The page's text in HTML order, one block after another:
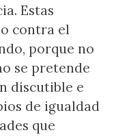
Estas
contra el
porque no
se pretende
discutible e
de igualdad
que